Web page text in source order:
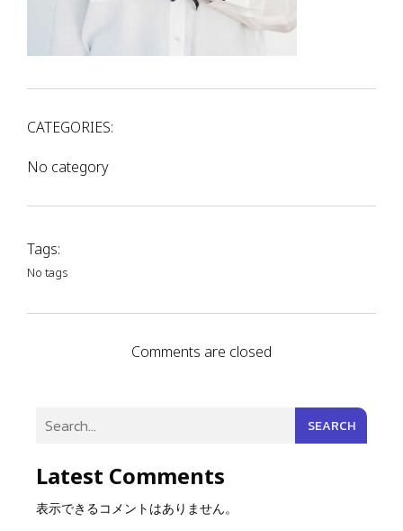
SEARCH
Latest Comments
表示できるコメントはありません。
CATEGORIES:
No category
Tags:
No tags
Comments are closed